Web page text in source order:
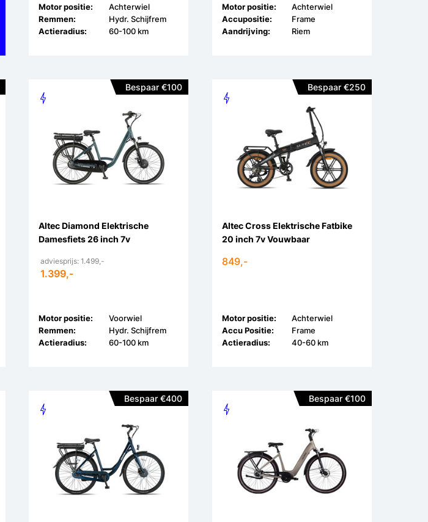
Motor positie:
Achterwiel
Remmen:
Hydr. Schijfrem
Actieradius:
60-100 km
Motor positie:
Achterwiel
Accupositie:
Frame
Aandrijving:
Riem
Bespaar €100
Altec Diamond Elektrische
Damesfiets 26 inch 7v
adviesprijs: 1.499,-
1.399,-
Motor positie:
Voorwiel
Remmen:
Hydr. Schijfrem
Actieradius:
60-100 km
Bespaar €250
Altec Cross Elektrische Fatbike
20 inch 7v Vouwbaar
849,-
Motor positie:
Achterwiel
Accu Positie:
Frame
Actieradius:
40-60 km
Bespaar €400 Bespaar €100